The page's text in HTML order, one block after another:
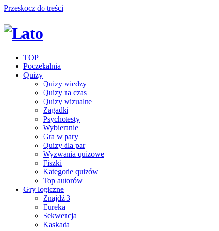
Przeskocz do treści
TOP
Poczekalnia
Quizy
Quizy wiedzy
Quizy na czas
Quizy wizualne
Zagadki
Psychotesty
Wybieranie
Gra w pary
Quizy dla par
Wyzwania quizowe
Fiszki
Kategorie quizów
Top autorów
Gry logiczne
Znajdź 3
Eureka
Sekwencja
Kaskada